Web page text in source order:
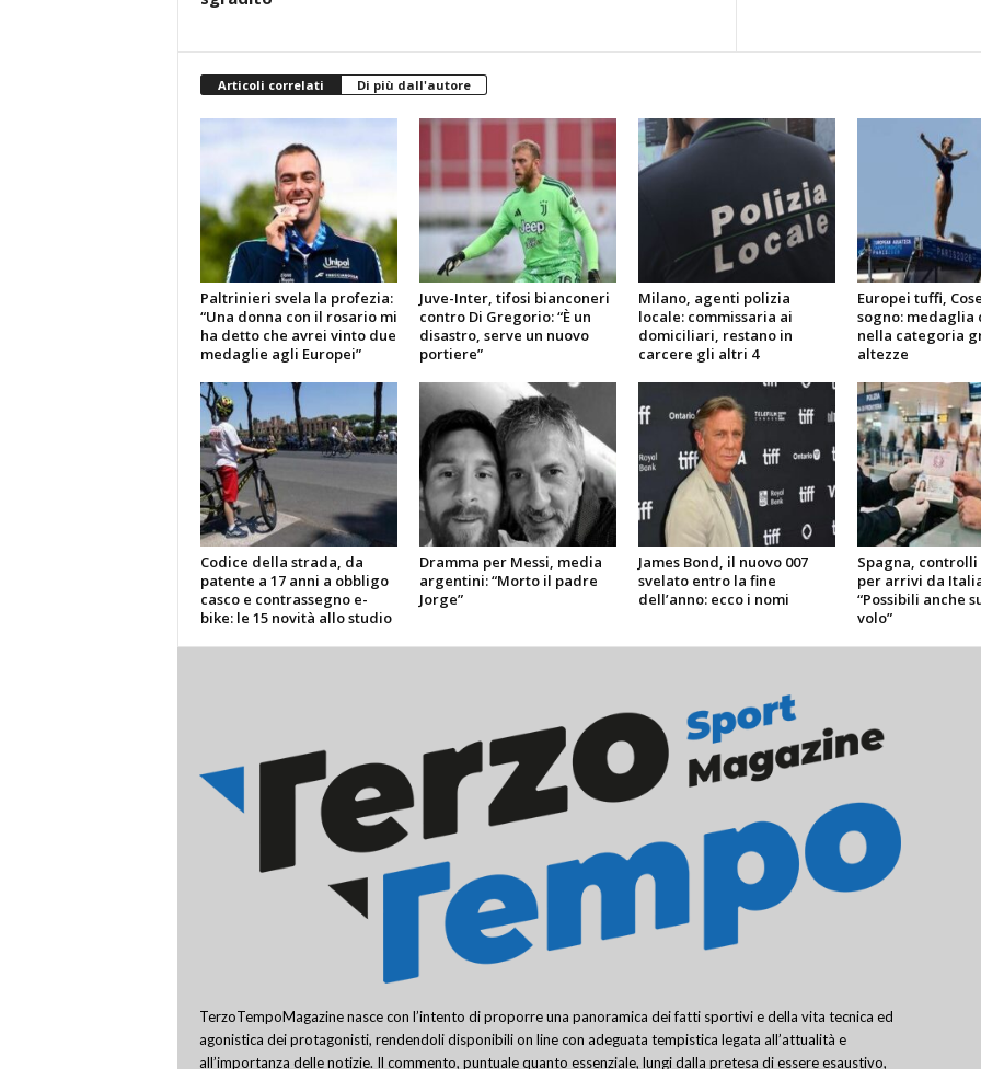
Articoli correlati Di più dall'autore
Paltrinieri svela la profezia:
“Una donna con il rosario mi
ha detto che avrei vinto due
medaglie agli Europei”
Juve-Inter, tifosi bianconeri
contro Di Gregorio: “È un
disastro, serve un nuovo
portiere”
Milano, agenti polizia
locale: commissaria ai
domiciliari, restano in
carcere gli altri 4
Europei tuffi,
sogno: medaglia
nella categoria
altezze
Codice della strada, da
patente a 17 anni a obbligo
casco e contrassegno e-
bike: le 15 novità allo studio
Dramma per Messi, media
argentini: “Morto il padre
Jorge”
James Bond, il nuovo 007
svelato entro la fine
dell’anno: ecco i nomi
Spagna,
per arrivi da
“Possibili anche
volo”
TerzoTempoMagazine nasce con l’intento di proporre una panoramica dei fatti sportivi e della vita tecnica ed
agonistica dei protagonisti, rendendoli disponibili on line con adeguata tempistica legata all’attualità e
all’importanza delle notizie. Il commento, puntuale quanto essenziale, lungi dalla pretesa di essere esaustivo,